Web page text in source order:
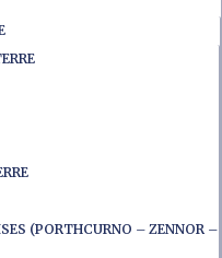
(PORTHCURNO – ZENNOR –